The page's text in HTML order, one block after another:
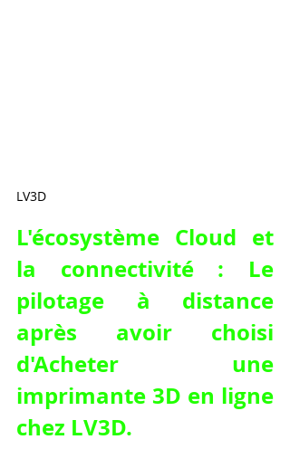
LV3D
L'écosystème Cloud et
la connectivité : Le
pilotage à distance
après avoir choisi
d'Acheter une
imprimante 3D en ligne
chez LV3D.